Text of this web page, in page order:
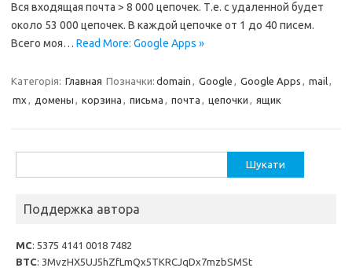
Вcя входящая почта > 8 000 цепочек. Т.е. с удаленной будет
около 53 000 цепочек. В каждой цепочке от 1 до 40 писем.
Всего моя… Read More: Google Apps »
Категорія: Главная Позначки: domain , Google , Google Apps , mail,
mx , домены , корзина , письма , почта , цепочки , ящик
Поддержка автора
MC: 5375 4141 0018 7482
BTC: 3MvzHX5UJ5hZfLmQx5TKRCJqDx7mzbSMSt